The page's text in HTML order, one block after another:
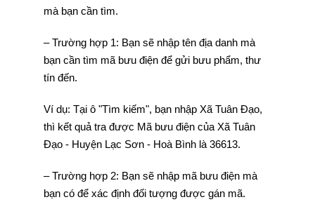
mà bạn cần tìm.
– Trường hợp 1: Bạn sẽ nhập tên địa danh mà
bạn cần tìm mã bưu điện để gửi bưu phẩm, thư
tín đến.
Ví dụ: Tại ô "Tìm kiếm", bạn nhập Xã Tuân Đạo,
thì kết quả tra được Mã bưu điện của Xã Tuân
Đạo - Huyện Lạc Sơn - Hoà Bình là 36613.
– Trường hợp 2: Bạn sẽ nhập mã bưu điện mà
bạn có để xác định đối tượng được gán mã.